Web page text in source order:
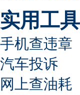
实用工具
手机查违章
汽车投诉
网上查油耗